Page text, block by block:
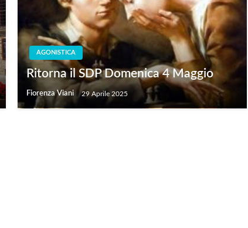
AGONISTICA
Ritorna il SDP Domenica 4 Maggio
Fiorenza Viani 29 Aprile 2025